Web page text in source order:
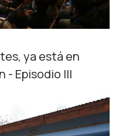
ya está en
- Episodio III